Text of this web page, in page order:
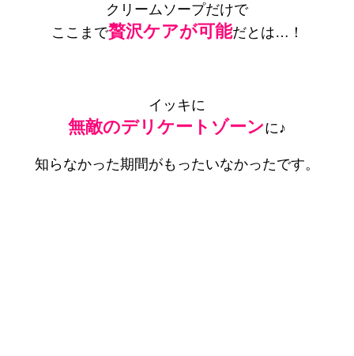
クリームソープだけで
ここまで贅沢ケアが可能だとは…！
イッキに
無敵のデリケートゾーンに♪
知らなかった期間がもったいなかったです。